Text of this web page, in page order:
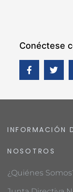
Conéctese
INFORMACIÓN
NOSOTROS
¿Quiénes